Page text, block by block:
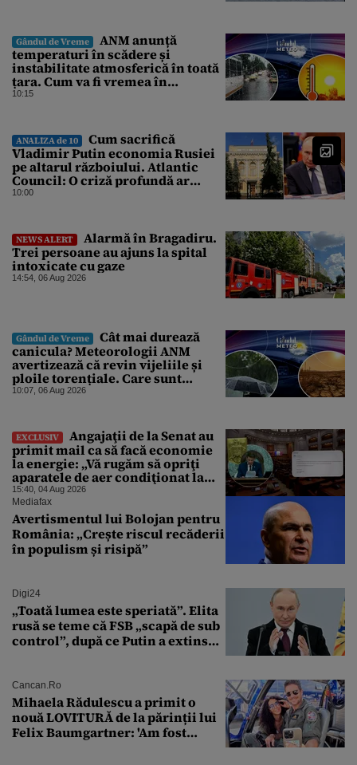
Gândul de Vreme
ANM anunță
temperaturi în scădere și
instabilitate atmosferică în toată
țara. Cum va fi vremea în
București și când vin vijeliile
10:15
ANALIZA de 10
Cum sacrifică
Vladimir Putin economia Rusiei
pe altarul războiului. Atlantic
Council: O criză profundă ar
putea forța Kremlinul să apeleze
10:00
NEWS ALERT
Alarmă în Bragadiru.
Trei persoane au ajuns la spital
intoxicate cu gaze
14:54, 06 Aug 2026
Gândul de Vreme
Cât mai durează
canicula? Meteorologii ANM
avertizează că revin vijeliile și
ploile torențiale. Care sunt
zonele vizate, începând chiar de
10:07, 06 Aug 2026
EXCLUSIV
Angajaţii de la Senat au
primit mail ca să facă economie
la energie: „Vă rugăm să opriţi
aparatele de aer condiţionat la
sfârşitul programului”
15:40, 04 Aug 2026
Mediafax
Avertismentul lui Bolojan pentru
România: „Crește riscul recăderii
în populism și risipă”
Digi24
„Toată lumea este speriată”. Elita
rusă se teme că FSB „scapă de sub
control”, după ce Putin a extins
Cancan.ro
Mihaela Rădulescu a primit o
nouă LOVITURĂ de la părinții lui
Felix Baumgartner: 'Am fost